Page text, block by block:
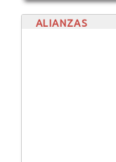
ALIANZAS